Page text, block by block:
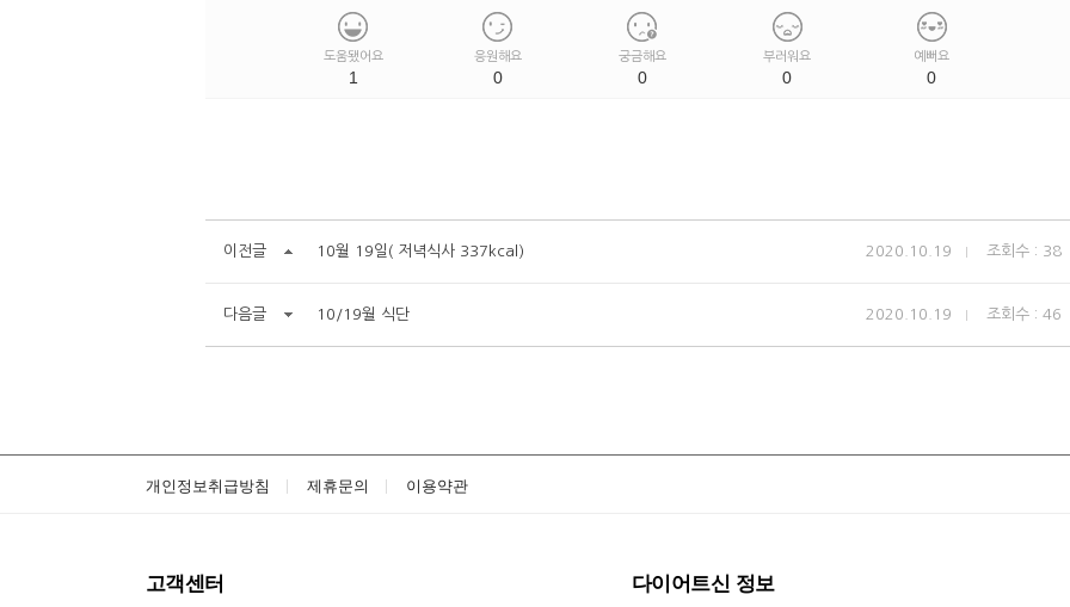
도움됐어요
1
응원해요
0
궁금해요
0
부러워요
0
예뻐요
0
이전글 10월 19일( 저녁식사 337kcal) 2020.10.19 조회수 : 38
다음글 10/19월 식단 2020.10.19 조회수 : 46
개인정보취급방침 제휴문의 이용약관
고객센터 다이어트신 정보